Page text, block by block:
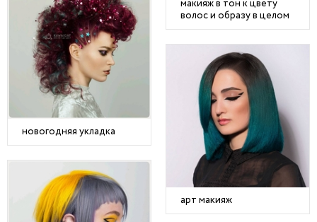
макияж в тон к цвету
волос и образу в целом
новогодняя укладка
арт макияж